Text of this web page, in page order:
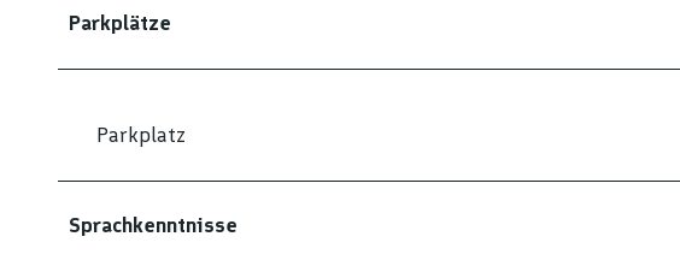
Parkplätze
Parkplatz
Sprachkenntnisse